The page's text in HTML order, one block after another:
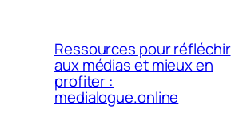
Ressources pour réfléchir
aux médias et mieux en
profiter :
medialogue.online